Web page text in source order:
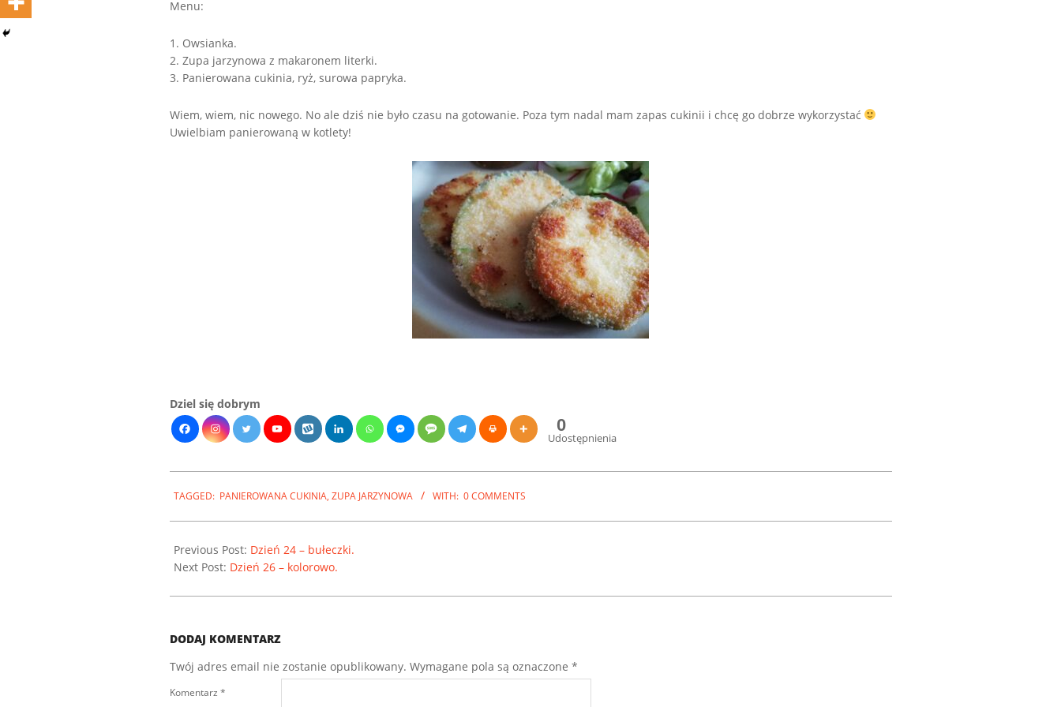
Menu:
1. Owsianka.
2. Zupa jarzynowa z makaronem literki.
3. Panierowana cukinia, ryż, surowa papryka.
Wiem, wiem, nic nowego. No ale dziś nie było czasu na gotowanie. Poza tym nadal mam zapas cukinii i chcę go dobrze wykorzystać
Uwielbiam panierowaną w kotlety!
Dziel się dobrym
0
Udostępnienia
10-
TAGGED: PANIEROWANA CUKINIA, ZUPA JARZYNOWA WITH: 0 COMMENTS
Previous Post: Dzień 24 – bułeczki.
Next Post: Dzień 26 – kolorowo.
DODAJ KOMENTARZ
Twój adres email nie zostanie opublikowany. Wymagane pola są oznaczone *
Komentarz *